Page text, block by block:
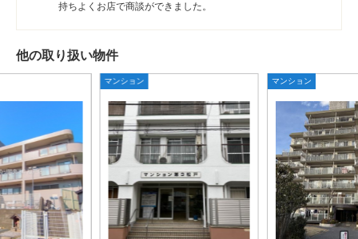
持ちよくお店で商談ができました。
他の取り扱い物件
マンション マンション